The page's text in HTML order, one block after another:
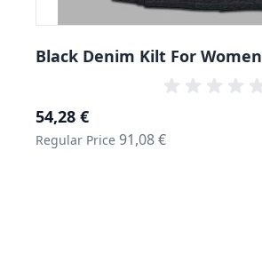
Black Denim Kilt For Women
Special Price
54,28 €
Regular Price 91,08 €